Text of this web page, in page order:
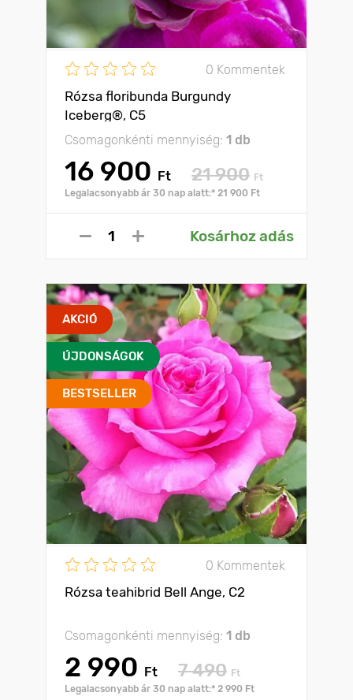
0 Kommentek
Rózsa floribunda Burgundy
Iceberg®, C5
Csomagonkénti mennyiség: 1 db
16 900 Ft 21 900 Ft
Legalacsonyabb ár 30 nap alatt:* 21 900 Ft
Kosárhoz adás
AKCIÓ
ÚJDONSÁGOK
BESTSELLER
0 Kommentek
Rózsa teahibrid Bell Ange, C2
Csomagonkénti mennyiség: 1 db
2 990 Ft 7 490 Ft
Legalacsonyabb ár 30 nap alatt:* 2 990 Ft